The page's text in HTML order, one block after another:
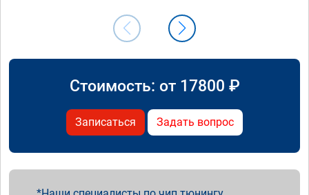
Стоимость: от 17800 ₽
Записаться Задать вопрос